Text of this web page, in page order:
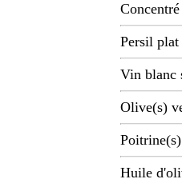
Persil plat
Vin blanc
Olive(s)
Huile